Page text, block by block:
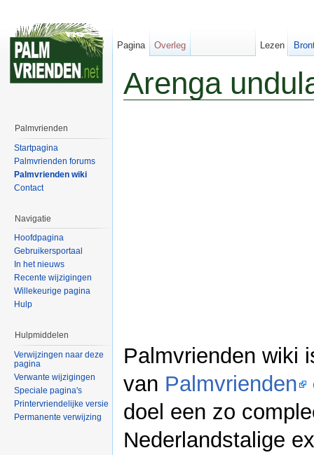
Arenga
Palmvrienden wiki
van Palmvrienden
doel een zo
Nederlandstalige
Pagina Overleg Lezen
Palmvrienden
Startpagina
Palmvrienden forums
Palmvrienden wiki
Contact
Navigatie
Hoofdpagina
Gebruikersportaal
In het nieuws
Recente wijzigingen
Willekeurige pagina
Hulp
Hulpmiddelen
Verwijzingen naar deze
pagina
Verwante wijzigingen
Speciale pagina's
Printervriendelijke versie
Permanente verwijzing